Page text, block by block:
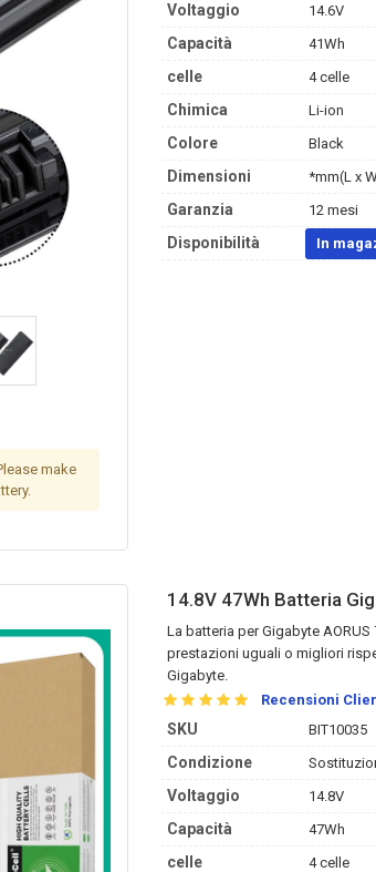
make
Voltaggio 14.6V
Capacità 41Wh
celle 4 celle
Chimica Li-ion
Colore Black
Dimensioni *mm(L x
Garanzia 12 mesi
Disponibilità In
14.8V 47Wh Batteria
La batteria per Gigabyte AORUS
prestazioni uguali o migliori
Gigabyte.
Recensioni
SKU BIT10035
Condizione
Voltaggio 14.8V
Capacità 47Wh
celle 4 celle